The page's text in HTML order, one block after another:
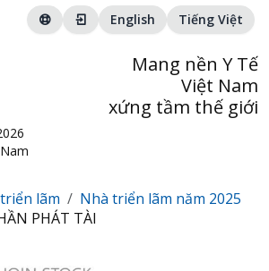
English Tiếng Việt
Mang nền Y Tế
Việt Nam
xứng tầm thế giới
lãm
Nhà triển lãm năm 2025
PHÁT TÀI